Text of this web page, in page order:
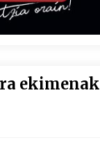
ekimenak